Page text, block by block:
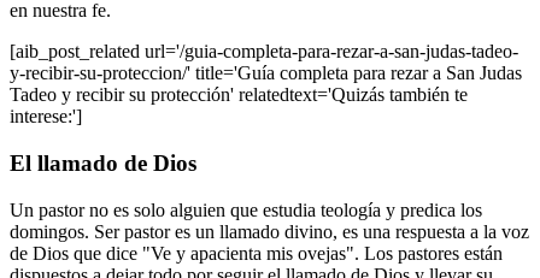
en nuestra fe.
[aib_post_related url='/guia-completa-para-rezar-a-san-judas-tadeo-
y-recibir-su-proteccion/' title='Guía completa para rezar a San Judas
Tadeo y recibir su protección' relatedtext='Quizás también te
interese:']
El llamado de Dios
Un pastor no es solo alguien que estudia teología y predica los
domingos. Ser pastor es un llamado divino, es una respuesta a la voz
de Dios que dice "Ve y apacienta mis ovejas". Los pastores están